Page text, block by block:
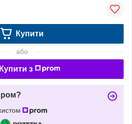
Купити
або
Купити з